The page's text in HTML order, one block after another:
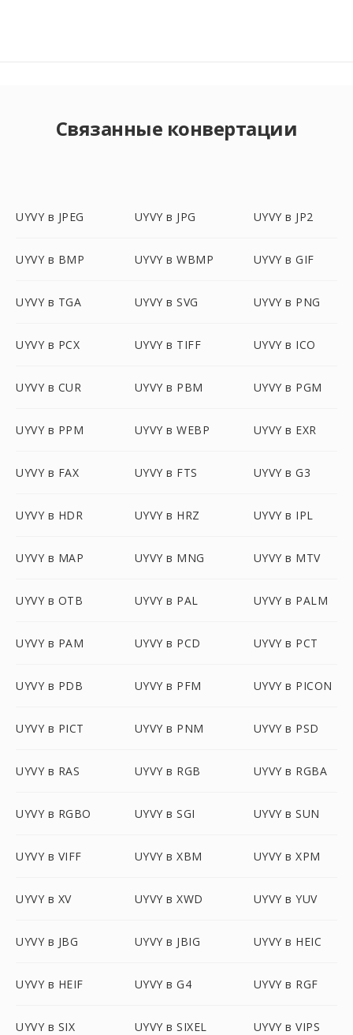
Связанные конвертации
UYVY в JPEG UYVY в JPG UYVY в JP2
UYVY в BMP UYVY в WBMP UYVY в GIF
UYVY в TGA UYVY в SVG UYVY в PNG
UYVY в PCX UYVY в TIFF UYVY в ICO
UYVY в CUR UYVY в PBM UYVY в PGM
UYVY в PPM UYVY в WEBP UYVY в EXR
UYVY в FAX UYVY в FTS UYVY в G3
UYVY в HDR UYVY в HRZ UYVY в IPL
UYVY в MAP UYVY в MNG UYVY в MTV
UYVY в OTB UYVY в PAL UYVY в PALM
UYVY в PAM UYVY в PCD UYVY в PCT
UYVY в PDB UYVY в PFM UYVY в PICON
UYVY в PICT UYVY в PNM UYVY в PSD
UYVY в RAS UYVY в RGB UYVY в RGBA
UYVY в RGBO UYVY в SGI UYVY в SUN
UYVY в VIFF UYVY в XBM UYVY в XPM
UYVY в XV UYVY в XWD UYVY в YUV
UYVY в JBG UYVY в JBIG UYVY в HEIC
UYVY в HEIF UYVY в G4 UYVY в RGF
UYVY в SIX UYVY в SIXEL UYVY в VIPS